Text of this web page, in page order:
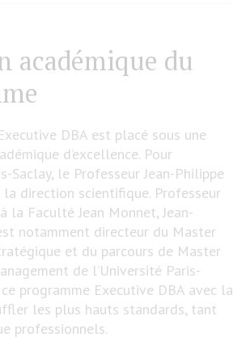
académique du
DBA est placé sous une
d’excellence. Pour
Saclay, le Professeur Jean-Philippe
la direction scientifique. Professeur
la Faculté Jean Monnet, Jean-
notamment directeur du Master
et du parcours de Master
de l’Université Paris-
programme Executive DBA avec la
les plus hauts standards, tant
professionnels.